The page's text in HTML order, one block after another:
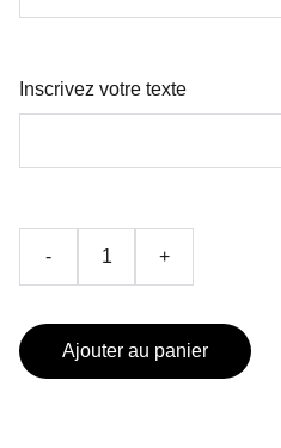
Inscrivez votre texte
- +
Ajouter au panier